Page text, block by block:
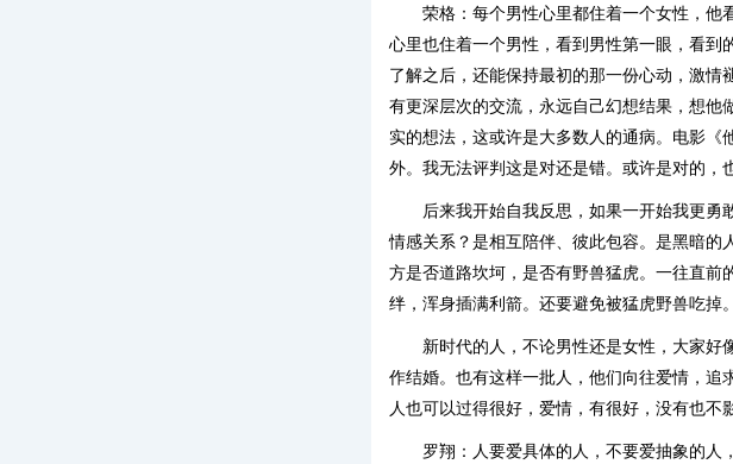
荣格：每个男性心里都住着一个女性，他
心里也住着一个男性，看到男性第一眼，看到
了解之后，还能保持最初的那一份心动，激
有更深层次的交流，永远自己幻想结果，想
实的想法，这或许是大多数人的通病。电影《
外。我无法评判这是对还是错。或许是对的，
后来我开始自我反思，如果一开始我更
情感关系？是相互陪伴、彼此包容。是黑暗
方是否道路坎坷，是否有野兽猛虎。一往直
绊，浑身插满利箭。还要避免被猛虎野兽吃掉。
新时代的人，不论男性还是女性，大家好
作结婚。也有这样一批人，他们向往爱情，
人也可以过得很好，爱情，有很好，没有也
罗翔：人要爱具体的人，不要爱抽象的人